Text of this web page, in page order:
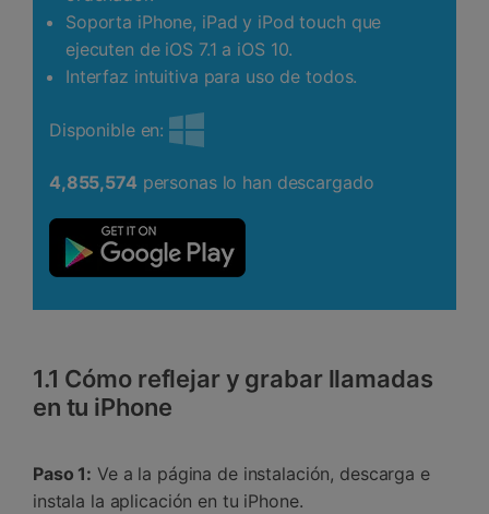
Soporta iPhone, iPad y iPod touch que
ejecuten de iOS 7.1 a iOS 10.
Interfaz intuitiva para uso de todos.
Disponible en:
4,855,574 personas lo han descargado
1.1 Cómo reflejar y grabar llamadas
en tu iPhone
Paso 1: Ve a la página de instalación, descarga e
instala la aplicación en tu iPhone.